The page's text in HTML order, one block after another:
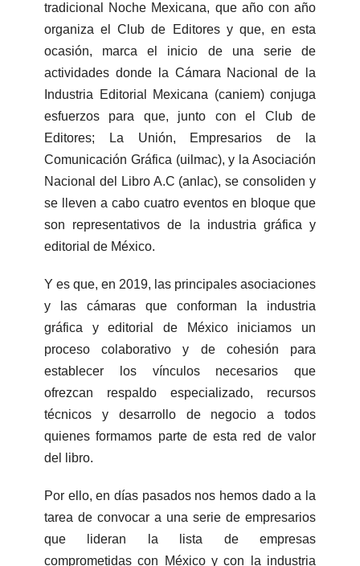
tradicional Noche Mexicana, que año con año
organiza el Club de Editores y que, en esta
ocasión, marca el inicio de una serie de
actividades donde la Cámara Nacional de la
Industria Editorial Mexicana (caniem) conjuga
esfuerzos para que, junto con el Club de
Editores; La Unión, Empresarios de la
Comunicación Gráfica (uilmac), y la Asociación
Nacional del Libro A.C (anlac), se consoliden y
se lleven a cabo cuatro eventos en bloque que
son representativos de la industria gráfica y
editorial de México.
Y es que, en 2019, las principales asociaciones
y las cámaras que conforman la industria
gráfica y editorial de México iniciamos un
proceso colaborativo y de cohesión para
establecer los vínculos necesarios que
ofrezcan respaldo especializado, recursos
técnicos y desarrollo de negocio a todos
quienes formamos parte de esta red de valor
del libro.
Por ello, en días pasados nos hemos dado a la
tarea de convocar a una serie de empresarios
que lideran la lista de empresas
comprometidas con México y con la industria